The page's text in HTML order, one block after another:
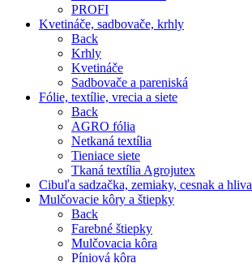
PROFI
Kvetináče, sadbovače, krhly
Back
Krhly
Kvetináče
Sadbovače a pareniská
Fólie, textílie, vrecia a siete
Back
AGRO fólia
Netkaná textília
Tieniace siete
Tkaná textília Agrojutex
Cibuľa sadzačka, zemiaky, cesnak a hliva
Mulčovacie kôry a štiepky
Back
Farebné štiepky
Mulčovacia kôra
Píniová kôra